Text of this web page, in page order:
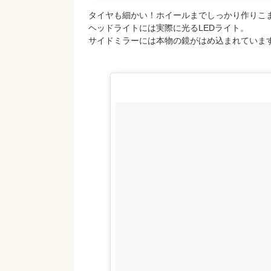
タイヤも細かい！ホイールまでしっかり作りこ
ヘッドライトには実際に光るLEDライト。
サイドミラーには本物の鏡がはめ込まれていま